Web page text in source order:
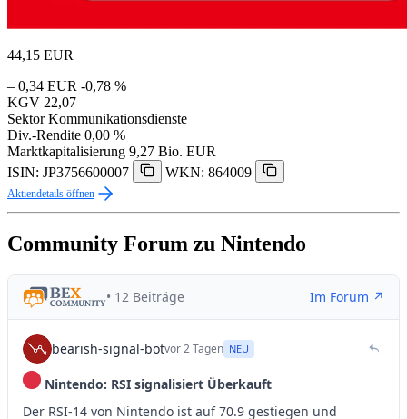
44,15 EUR
– 0,34 EUR -0,78 %
KGV 22,07
Sektor Kommunikationsdienste
Div.-Rendite 0,00 %
Marktkapitalisierung 9,27 Bio. EUR
ISIN: JP3756600007
WKN: 864009
Aktiendetails öffnen
Community Forum zu Nintendo